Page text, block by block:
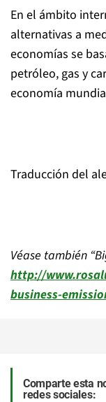
En el ámbito
alternativas a
economías se
petróleo, gas y
economía
Traducción del
Véase también
http://
business-
Comparte esta
redes sociales: